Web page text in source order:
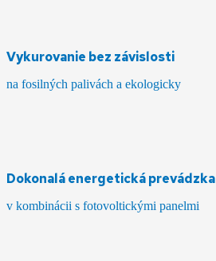
Vykurovanie bez závislosti
na fosilných palivách a ekologicky
Dokonalá energetická prevádzka
v kombinácii s fotovoltickými panelmi